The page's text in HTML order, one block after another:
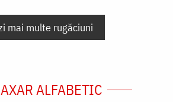
mai multe rugăciuni
ALFABETIC